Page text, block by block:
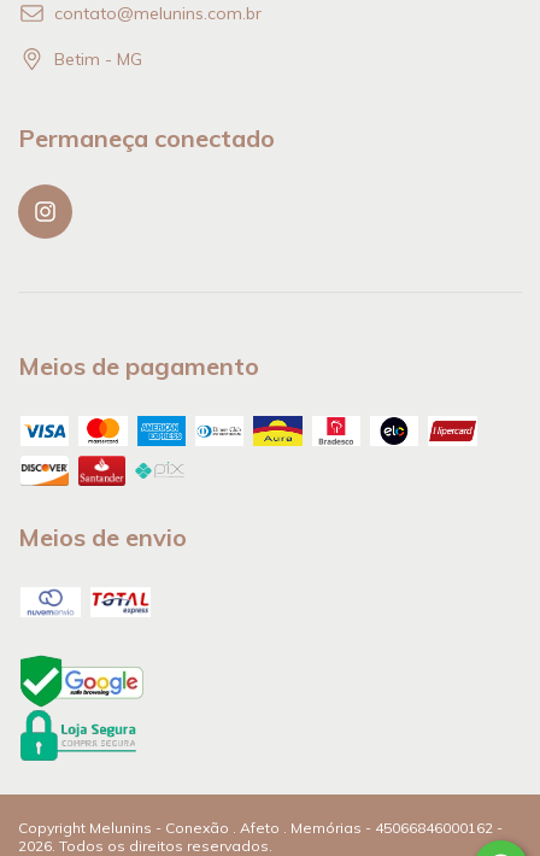
contato@melunins.com.br
Betim - MG
Permaneça conectado
Meios de pagamento
Meios de envio
Copyright Melunins - Conexão . Afeto . Memórias - 45066846000162 -
2026. Todos os direitos reservados.